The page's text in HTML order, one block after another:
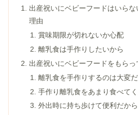
出産祝いにベビーフードはいら
理由
賞味期限が切れないか心配
離乳食は手作りしたいから
出産祝いにベビーフードをもら
離乳食を手作りするのは大変
手作り離乳食をあまり食べて
外出時に持ち歩けて便利だから